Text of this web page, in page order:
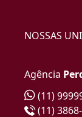
NOSSAS
Agência
(11)
(11)